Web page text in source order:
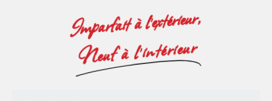
Imparfait à l'extérieur,
Neuf à l'intérieur